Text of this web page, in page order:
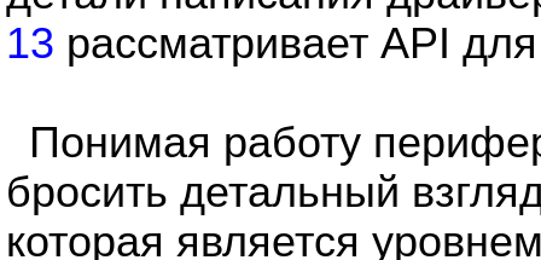
13 рассматривает API
Понимая работу
бросить детальный
которая является